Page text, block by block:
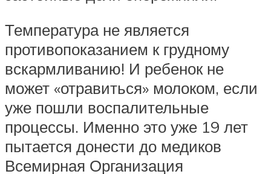
Температура не является
противопоказанием к грудному
вскармливанию! И ребенок не
может «отравиться» молоком, если
уже пошли воспалительные
процессы. Именно это уже 19 лет
пытается донести до медиков
Всемирная Организация